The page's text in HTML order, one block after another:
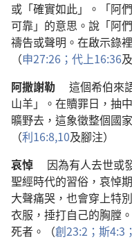
或 「確實如此」。「阿們
可靠」 的意思 。 說 「阿們
禱告或聲明 。 在啟示錄裡
（申27:26； 代上16:36及
阿撒謝勒
這個希伯來
山羊」。 在贖罪日 ， 抽中
曠野去 ， 這象徵整個國家
（利16:8,10及腳注）
哀悼
因為有人去世或
聖經時代的習俗 ， 哀悼期
大聲痛哭 ， 也會穿上特別
衣服 ， 捶打自己的胸膛 。
死者 。（創23:2； 斯4:3；